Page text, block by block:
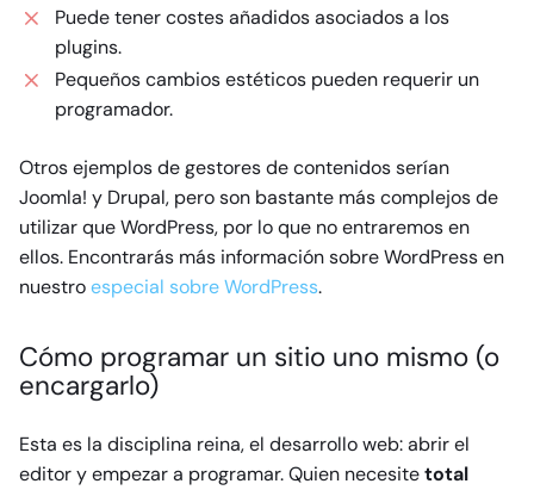
Puede tener costes añadidos asociados a los
plugins.
Pequeños cambios estéticos pueden requerir un
programador.
Otros ejemplos de gestores de contenidos serían
Joomla! y Drupal, pero son bastante más complejos de
utilizar que WordPress, por lo que no entraremos en
ellos. Encontrarás más información sobre WordPress en
nuestroespecial sobre WordPress.
Cómo programar un sitio uno mismo (o
encargarlo)
Esta es la disciplina reina, el desarrollo web: abrir el
editor y empezar a programar. Quien necesitetotal